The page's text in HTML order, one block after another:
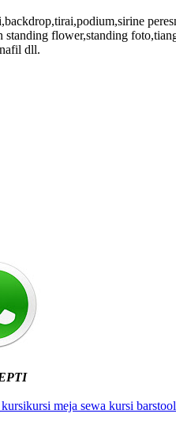
flower,standing
dll.
kursikursi meja sewa kursi barstool